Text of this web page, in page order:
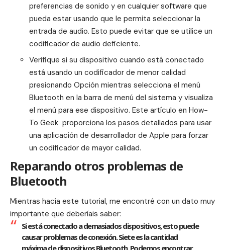
preferencias de sonido y en cualquier software que
pueda estar usando que le permita seleccionar la
entrada de audio. Esto puede evitar que se utilice un
codificador de audio deficiente.
Verifique si su dispositivo cuando está conectado
está usando un codificador de menor calidad
presionando Opción mientras selecciona el menú
Bluetooth en la barra de menú del sistema y visualiza
el menú para ese dispositivo. Este artículo en How-
To Geekproporciona los pasos detallados para usar
una aplicación de desarrollador de Apple para forzar
un codificador de mayor calidad.
Reparando otros problemas de
Bluetooth
Mientras hacía este tutorial, me encontré con un dato muy
importante que deberíais saber:
Si está conectado a demasiados dispositivos, esto puede
causar problemas de conexión. Siete es la cantidad